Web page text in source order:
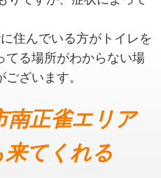
住んでいる方がトイレを
てる場所がわからない場
ざいます。
南正雀エリア
てくれる